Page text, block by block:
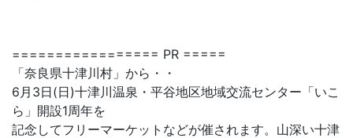
================= PR =====
「奈良県十津川村」から・・
6月3日(日)十津川温泉・平谷地区地域交流センター「いこ
ら」開設1周年を
記念してフリーマーケットなどが催されます。山深い十津